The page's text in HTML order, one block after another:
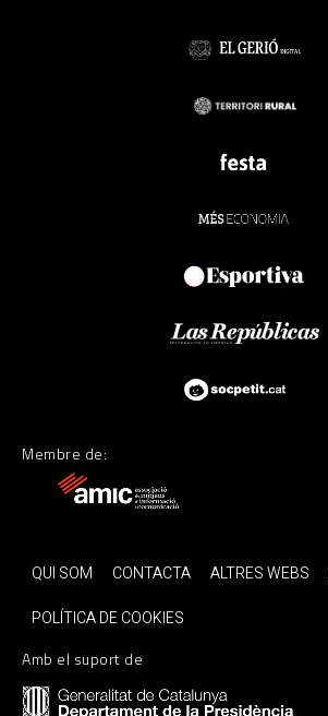
Membre de:
QUI SOM CONTACTA ALTRES WEBS
POLÍTICA DE COOKIES
Amb el suport de